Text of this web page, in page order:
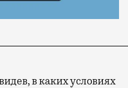
в каких условиях